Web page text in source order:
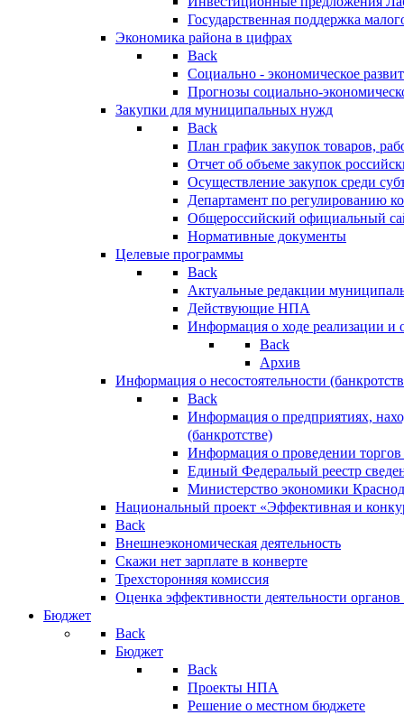
Государственная поддержка
Экономика района в цифрах
Back
Социально - экономическое
Прогнозы социально-
Закупки для муниципальных нужд
Back
План график закупок товаров,
Отчет об объеме закупок
Осуществление закупок среди
Департамент по регулированию
Общероссийский официальный
Нормативные документы
Целевые программы
Back
Актуальные редакции
Действующие НПА
Информация о ходе реализации
Back
Архив
Информация о несостоятельности
Back
Информация о предприятиях,
(банкротстве)
Информация о проведении
Единый Федеральый реестр
Министерство экономики
Национальный проект «Эффективная и
Back
Внешнеэкономическая деятельность
Скажи нет зарплате в конверте
Трехсторонняя комиссия
Оценка эффективности деятельности
Бюджет
Back
Бюджет
Back
Проекты НПА
Решение о местном бюджете